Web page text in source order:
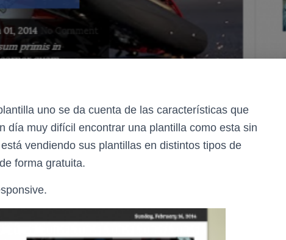
uno se da cuenta de las características que
día muy difícil encontrar una plantilla como esta sin
vendiendo sus plantillas en distintos tipos de
forma gratuita.